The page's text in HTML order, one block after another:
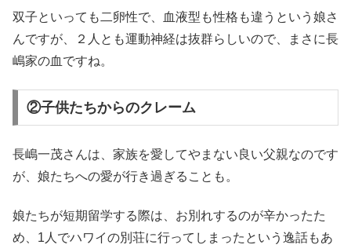
双子といっても二卵性で、血液型も性格も違うという娘さ
んですが、２人とも運動神経は抜群らしいので、まさに長
嶋家の血ですね。
②子供たちからのクレーム
長嶋一茂さんは、家族を愛してやまない良い父親なのです
が、娘たちへの愛が行き過ぎることも。
娘たちが短期留学する際は、お別れするのが辛かったた
め、1人でハワイの別荘に行ってしまったという逸話もあ